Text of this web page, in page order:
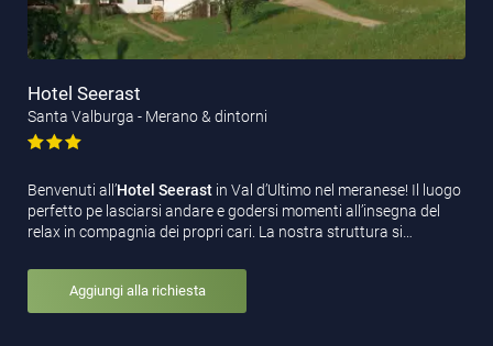
Hotel Seerast
Santa Valburga - Merano & dintorni
Benvenuti all’Hotel Seerast in Val d’Ultimo nel meranese! Il luogo
perfetto pe lasciarsi andare e godersi momenti all’insegna del
relax in compagnia dei propri cari. La nostra struttura si…
Aggiungi alla richiesta